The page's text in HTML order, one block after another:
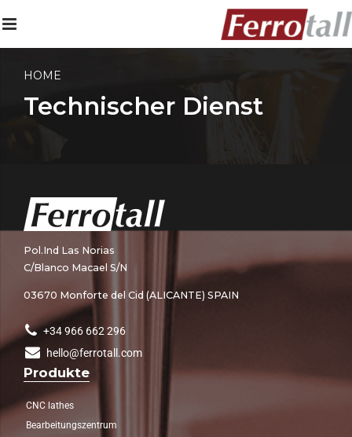
HOME
Technischer Dienst
Pol.Ind Las Norias
C/Blanco Macael S/N
03670 Monforte del Cid (ALICANTE) SPAIN
+34 966 662 296
hello@ferrotall.com
Produkte
CNC lathes
Bearbeitungszentrum